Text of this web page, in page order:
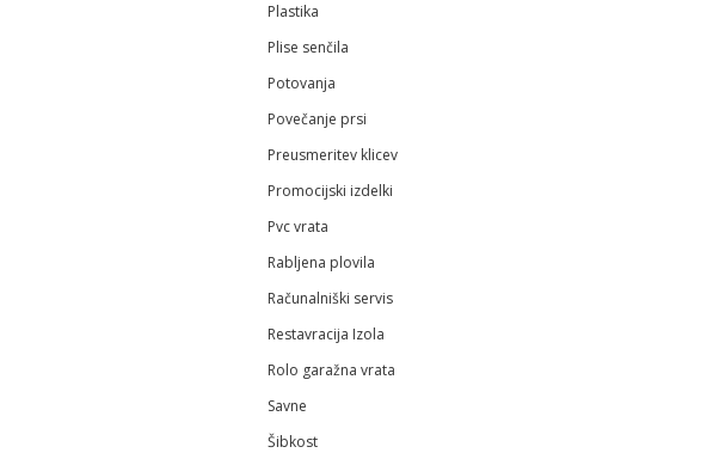
Plastika
Plise senčila
Potovanja
Povečanje prsi
Preusmeritev klicev
Promocijski izdelki
Pvc vrata
Rabljena plovila
Računalniški servis
Restavracija Izola
Rolo garažna vrata
Savne
Šibkost